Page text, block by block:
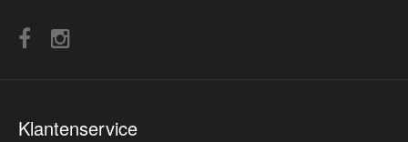
Klantenservice